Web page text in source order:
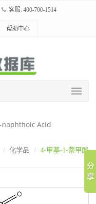
客服: 400-700-1514
帮助中心
Acid
化学品 4-甲基-1-萘甲酸